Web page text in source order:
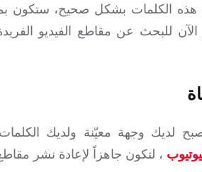
الكلمات بشكل صحيح، ستكون
للبحث عن مقاطع الفيديو
لديك وجهة معيّنة ولديك
، لتكون جاهزاً لإعادة نشر